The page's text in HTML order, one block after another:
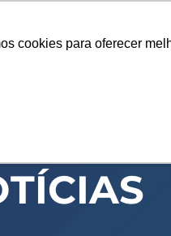
cookies para oferecer